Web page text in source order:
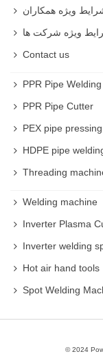
ویژه همکاران
ویژه شرکت ها
Contact us
PPR Pipe
PPR Pipe Cutter
PEX pipe
HDPE pipe
Threading
Welding machine
Inverter Plasma
Inverter welding
Hot air hand tools
Spot Welding
© 2024